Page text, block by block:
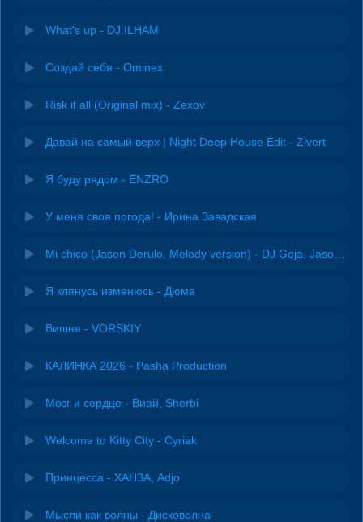
What's up - DJ.ILHAM
Создай себя - Ominex
Risk it all (Original mix) - Zexov
Давай на самый верх | Night Deep House Edit - Zivert
Я буду рядом - ENZRO
У меня своя погода! - Ирина Завадская
Я клянусь изменюсь - Дюма
Вишня - VORSKIY
КАЛИНКА 2026 - Pasha Production
Мозг и сердце - Виай, Sherbi
Welcome to Kitty City - Cyriak
Принцесса - ХАНЗА, Adjo
Мысли как волны - Дисковолна